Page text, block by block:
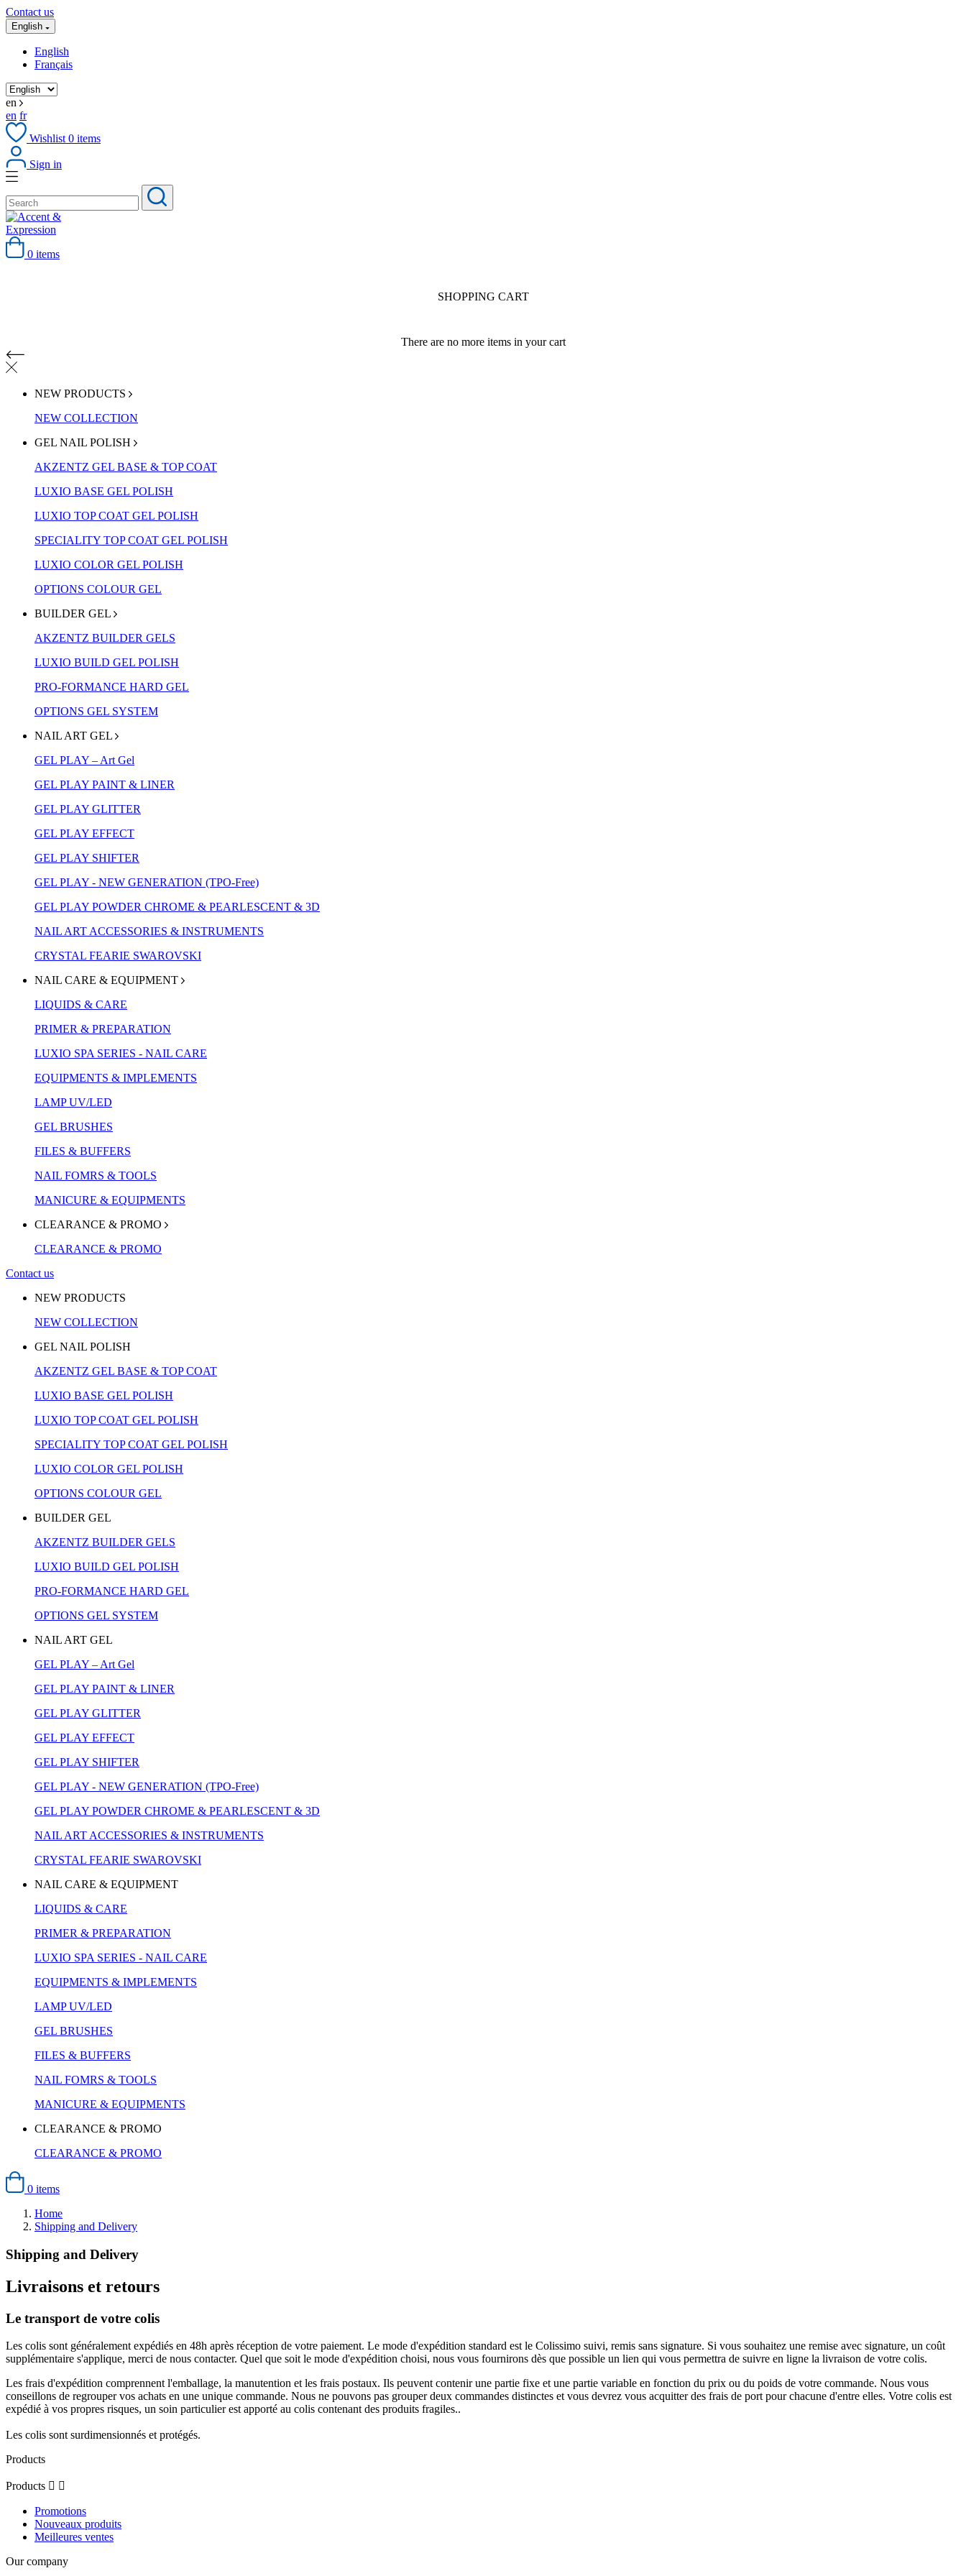
Contact us
English
English
Français
en
en fr
Wishlist 0 items
Sign in
0 items
SHOPPING CART
There are no more items in your cart
NEW PRODUCTS
NEW COLLECTION
GEL NAIL POLISH
AKZENTZ GEL BASE & TOP COAT
LUXIO BASE GEL POLISH
LUXIO TOP COAT GEL POLISH
SPECIALITY TOP COAT GEL POLISH
LUXIO COLOR GEL POLISH
OPTIONS COLOUR GEL
BUILDER GEL
AKZENTZ BUILDER GELS
LUXIO BUILD GEL POLISH
PRO-FORMANCE HARD GEL
OPTIONS GEL SYSTEM
NAIL ART GEL
GEL PLAY – Art Gel
GEL PLAY PAINT & LINER
GEL PLAY GLITTER
GEL PLAY EFFECT
GEL PLAY SHIFTER
GEL PLAY - NEW GENERATION (TPO-Free)
GEL PLAY POWDER CHROME & PEARLESCENT & 3D
NAIL ART ACCESSORIES & INSTRUMENTS
CRYSTAL FEARIE SWAROVSKI
NAIL CARE & EQUIPMENT
LIQUIDS & CARE
PRIMER & PREPARATION
LUXIO SPA SERIES - NAIL CARE
EQUIPMENTS & IMPLEMENTS
LAMP UV/LED
GEL BRUSHES
FILES & BUFFERS
NAIL FOMRS & TOOLS
MANICURE & EQUIPMENTS
CLEARANCE & PROMO
CLEARANCE & PROMO
Contact us
NEW PRODUCTS
NEW COLLECTION
GEL NAIL POLISH
AKZENTZ GEL BASE & TOP COAT
LUXIO BASE GEL POLISH
LUXIO TOP COAT GEL POLISH
SPECIALITY TOP COAT GEL POLISH
LUXIO COLOR GEL POLISH
OPTIONS COLOUR GEL
BUILDER GEL
AKZENTZ BUILDER GELS
LUXIO BUILD GEL POLISH
PRO-FORMANCE HARD GEL
OPTIONS GEL SYSTEM
NAIL ART GEL
GEL PLAY – Art Gel
GEL PLAY PAINT & LINER
GEL PLAY GLITTER
GEL PLAY EFFECT
GEL PLAY SHIFTER
GEL PLAY - NEW GENERATION (TPO-Free)
GEL PLAY POWDER CHROME & PEARLESCENT & 3D
NAIL ART ACCESSORIES & INSTRUMENTS
CRYSTAL FEARIE SWAROVSKI
NAIL CARE & EQUIPMENT
LIQUIDS & CARE
PRIMER & PREPARATION
LUXIO SPA SERIES - NAIL CARE
EQUIPMENTS & IMPLEMENTS
LAMP UV/LED
GEL BRUSHES
FILES & BUFFERS
NAIL FOMRS & TOOLS
MANICURE & EQUIPMENTS
CLEARANCE & PROMO
CLEARANCE & PROMO
0 items
Home
Shipping and Delivery
Shipping and Delivery
Livraisons et retours
Le transport de votre colis
Les colis sont généralement expédiés en 48h après réception de votre paiement. Le mode d'expédition standard est le Colissimo suivi, remis sans signature. Si vous souhaitez une remise avec signature, un coût
supplémentaire s'applique, merci de nous contacter. Quel que soit le mode d'expédition choisi, nous vous fournirons dès que possible un lien qui vous permettra de suivre en ligne la livraison de votre colis.
Les frais d'expédition comprennent l'emballage, la manutention et les frais postaux. Ils peuvent contenir une partie fixe et une partie variable en fonction du prix ou du poids de votre commande. Nous vous
conseillons de regrouper vos achats en une unique commande. Nous ne pouvons pas grouper deux commandes distinctes et vous devrez vous acquitter des frais de port pour chacune d'entre elles. Votre colis est
expédié à vos propres risques, un soin particulier est apporté au colis contenant des produits fragiles..
Les colis sont surdimensionnés et protégés.
Products
Products  
Promotions
Nouveaux produits
Meilleures ventes
Our company